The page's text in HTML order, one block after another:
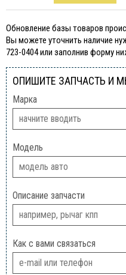
Обновление базы товаров
Вы можете уточнить наличие
723-0404 или заполнив форму
ОПИШИТЕ ЗАПЧАСТЬ И
Марка
Модель
Описание запчасти
Как с вами связаться